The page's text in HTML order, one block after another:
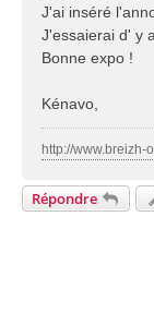
g
e
J'ai inséré
J'essaierai d' y
Bonne expo !
Kénavo,
http://www.breizh-
Répondre